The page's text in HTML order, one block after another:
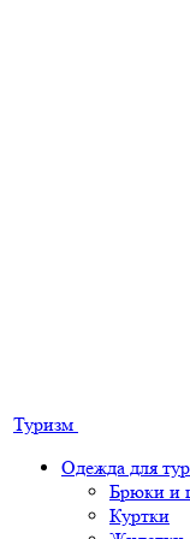
Туризм
Одежда для
Брюки и
Куртки